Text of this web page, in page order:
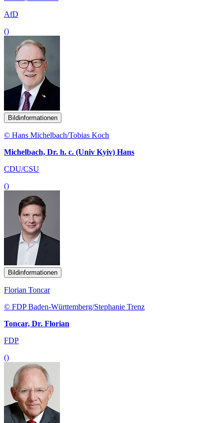
AfD
()
Bildinformationen
© Hans Michelbach/Tobias Koch
Michelbach, Dr. h. c. (Univ Kyiv) Hans
CDU/CSU
()
Bildinformationen
Florian Toncar
© FDP Baden-Württemberg/Stephanie Trenz
Toncar, Dr. Florian
FDP
()